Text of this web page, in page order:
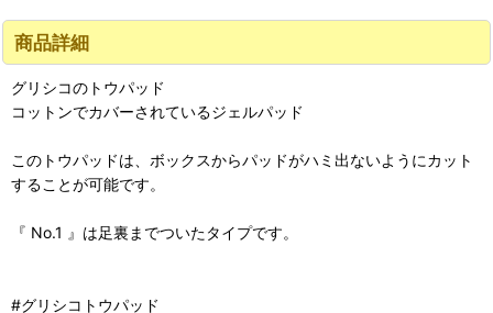
商品詳細
グリシコのトウパッド
コットンでカバーされているジェルパッド
このトウパッドは、ボックスからパッドがハミ出ないようにカット
することが可能です。
『 No.1 』は足裏までついたタイプです。
#グリシコトウパッド